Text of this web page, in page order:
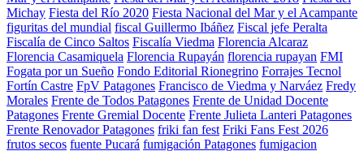
Michay Fiesta del Río 2020 Fiesta Nacional del Mar y el Acampante
figuritas del mundial fiscal Guillermo Ibáñez Fiscal jefe Peralta
Fiscalía de Cinco Saltos Fiscalía Viedma Florencia Alcaraz
Florencia Casamiquela Florencia Rupayán florencia rupayan FMI
Fogata por un Sueño Fondo Editorial Rionegrino Forrajes Tecnol
Fortín Castre FpV Patagones Francisco de Viedma y Narváez Fredy
Morales Frente de Todos Patagones Frente de Unidad Docente
Patagones Frente Gremial Docente Frente Julieta Lanteri Patagones
Frente Renovador Patagones friki fan fest Friki Fans Fest 2026
frutos secos fuente Pucará fumigación Patagones fumigacion